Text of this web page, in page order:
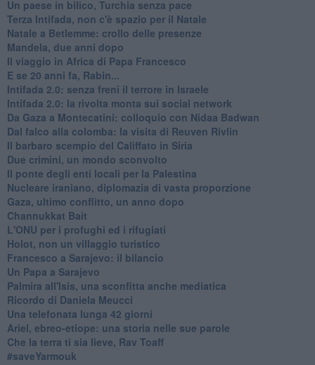
Un paese in bilico, Turchia senza pace
Terza Intifada, non c'è spazio per il Natale
Natale a Betlemme: crollo delle presenze
Mandela, due anni dopo
Il viaggio in Africa di Papa Francesco
E se 20 anni fa, Rabin...
Intifada 2.0: senza freni il terrore in Israele
Intifada 2.0: la rivolta monta sui social network
Da Gaza a Montecatini: colloquio con Nidaa Badwan
Dal falco alla colomba: la visita di Reuven Rivlin
Il barbaro scempio del Califfato in Siria
Due crimini, un mondo sconvolto
Il ponte degli enti locali per la Palestina
Nucleare iraniano, diplomazia di vasta proporzione
Gaza, ultimo conflitto, un anno dopo
Channukkat Bait
L'ONU per i profughi ed i rifugiati
Holot, non un villaggio turistico
Francesco a Sarajevo: il bilancio
Un Papa a Sarajevo
Palmira all'Isis, una sconfitta anche mediatica
Ricordo di Daniela Meucci
​Una telefonata lunga 42 giorni
​Ariel, ebreo-etiope: una storia nelle sue parole
Che la terra ti sia lieve, Rav Toaff
​#saveYarmouk